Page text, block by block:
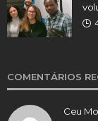
COMENTÁRIOS
Ceu